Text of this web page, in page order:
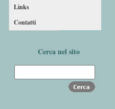
Links
Contatti
Cerca nel sito